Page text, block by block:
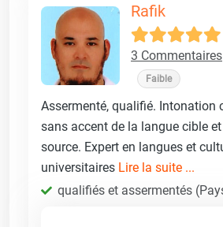
Rafik
3 Commentaires
Faible
Assermenté, qualifié. Intonation
sans accent de la langue cible
source. Expert en langues et
universitaires Lire la suite ...
qualifiés et assermentés